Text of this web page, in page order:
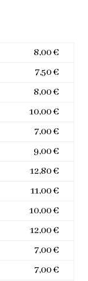
8,00 €
7,50 €
8,00 €
10,00 €
7,00 €
9,00 €
12,80 €
11,00 €
10,00 €
12,00 €
7,00 €
7,00 €